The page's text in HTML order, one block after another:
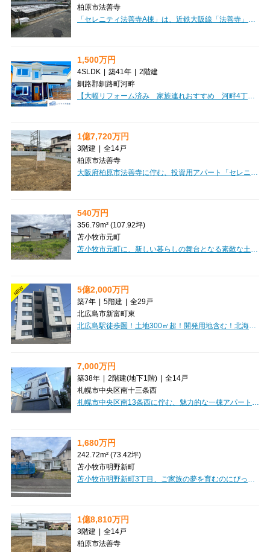
柏原市法善寺
1,500万円
4SLDK | 築41年 | 2階建
釧路郡釧路町河畔
1億7,720万円
3階建 | 全14戸
柏原市法善寺
540万円
356.79m² (107.92坪)
苫小牧市元町
NEW 5億2,000万円
築7年 | 5階建 | 全29戸
北広島市新富町東
7,000万円
築38年 | 2階建(地下1階) | 全14戸
札幌市中央区南十三条西
1,680万円
242.72m² (73.42坪)
苫小牧市明野新町
1億8,810万円
3階建 | 全14戸
柏原市法善寺